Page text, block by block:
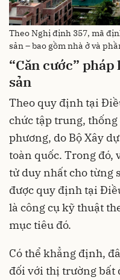
Theo Nghị định 357, mã
sản – bao gồm nhà ở và
“Căn cước”
sản
Theo quy định tại
chức tập trung,
phương, do Bộ Xây
toàn quốc. Trong đó,
tử duy nhất cho từng
được quy định tại
là công cụ kỹ thuật
mục tiêu đó.
Có thể khẳng định,
đối với thị trường bất